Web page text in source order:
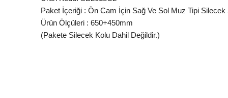
Paket İçeriği : Ön Cam İçin Sağ Ve Sol Muz Tipi
Ürün Ölçüleri : 650+450mm
(Pakete Silecek Kolu Dahil Değildir.)